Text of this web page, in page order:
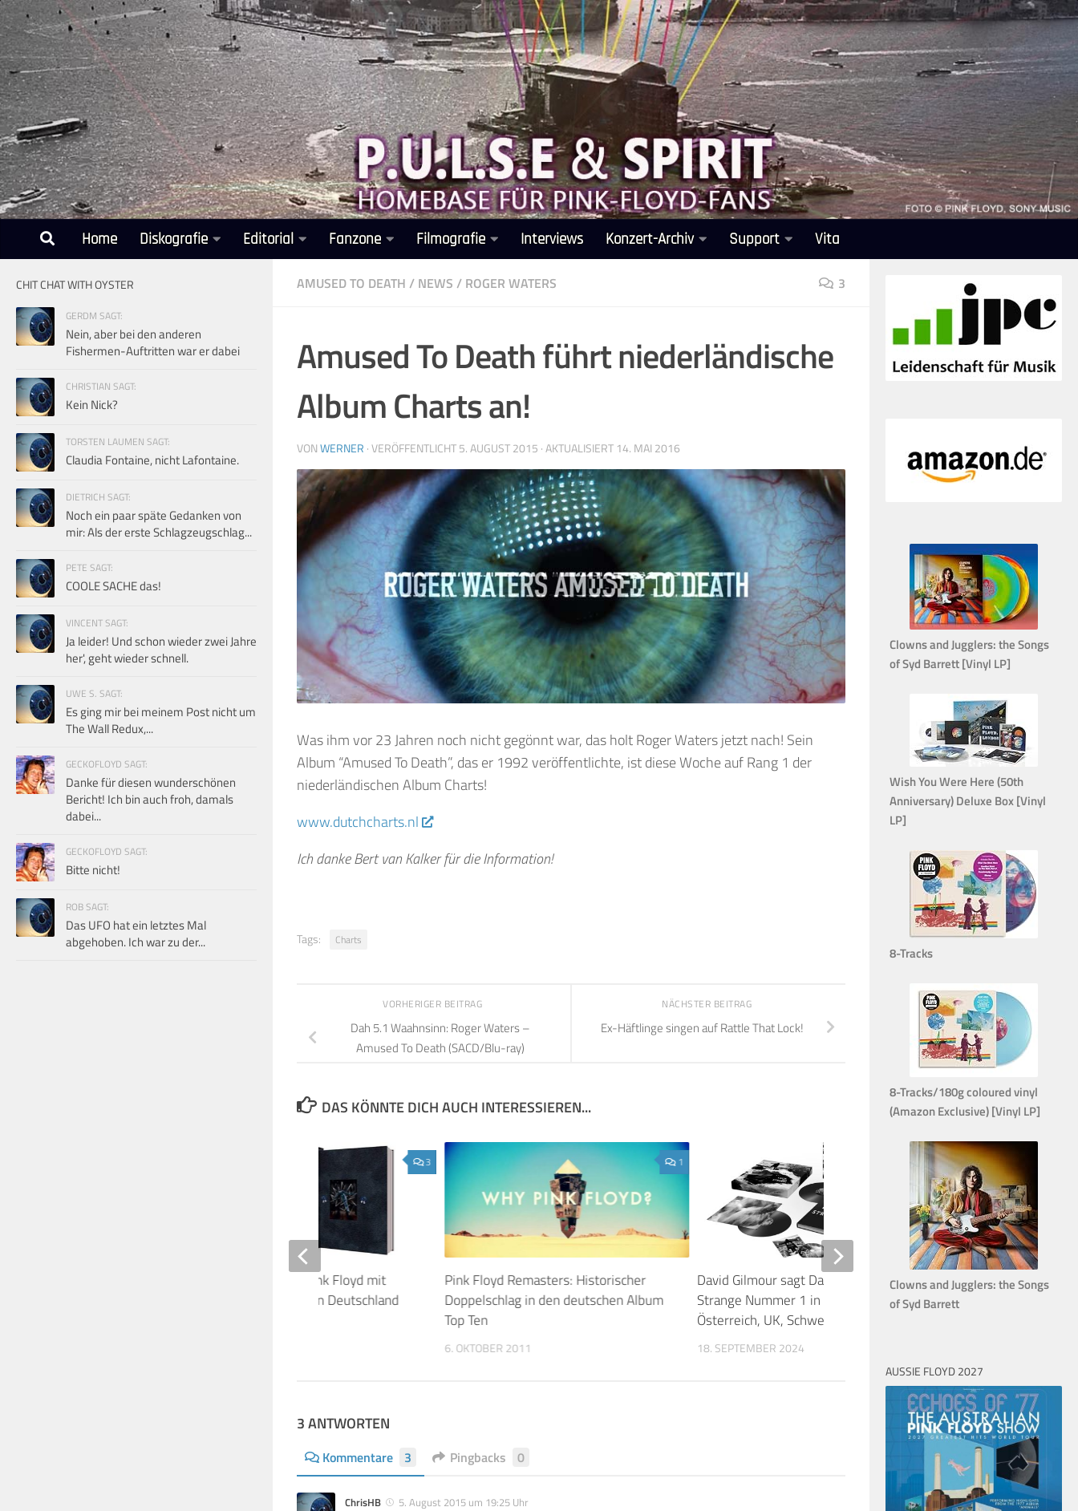
Unter dem Inhalt
Home Diskografie Editorial Fanzone Filmografie Interviews Konzert-Archiv Support Vita
AMUSED TO DEATH / NEWS / ROGER WATERS 3
Amused To Death führt niederländische
Album Charts an!
VONWERNER · VERÖFFENTLICHT5. AUGUST 2015 · AKTUALISIERT 14. MAI 2016
Was ihm vor 23 Jahren noch nicht gegönnt war, das holt Roger Waters jetzt nach! Sein
Album “Amused To Death”, das er 1992 veröffentlichte, ist diese Woche auf Rang 1 der
niederländischen Album Charts!
www.dutchcharts.nl
Ich danke Bert van Kalker für die Information!
Tags: Charts
NÄCHSTER BEITRAG
Ex-Häftlinge singen auf Rattle That Lock!
VORHERIGER BEITRAG
Dah 5.1 Waahnsinn: Roger Waters –
Amused To Death (SACD/Blu-ray)
DAS KÖNNTE DICH AUCH INTERESSIEREN...
1
Pink Floyd Remasters: Historischer
Doppelschlag in den deutschen Album
Top Ten
6. OKTOBER 2011
16
David Gilmour sagt Danke: Luck and
Strange Nummer 1 in Deutschland,
Österreich, UK, Schweiz, Niederlande …
18. SEPTEMBER 2024
David Gilmour – zum
Nummer eins in den
3
Vinyl-Jahrescharts: Pink Floyd mit
P.U.L.S.E. auf Platz 2 in Deutschland
3 ANTWORTEN
Kommentare 3 Pingbacks 0
ChrisHB 5. August 2015 um 19:25 Uhr
CHIT CHAT WITH OYSTER
GERDM SAGT:
Nein, aber bei den anderen
Fishermen-Auftritten war er dabei
CHRISTIAN SAGT:
Kein Nick?
TORSTEN LAUMEN SAGT:
Claudia Fontaine, nicht Lafontaine.
DIETRICH SAGT:
Noch ein paar späte Gedanken von
mir: Als der erste Schlagzeugschlag...
PETE SAGT:
COOLE SACHE das!
VINCENT SAGT:
Ja leider! Und schon wieder zwei Jahre
her', geht wieder schnell.
UWE S. SAGT:
Es ging mir bei meinem Post nicht um
The Wall Redux,...
GECKOFLOYD SAGT:
Danke für diesen wunderschönen
Bericht! Ich bin auch froh, damals
dabei...
GECKOFLOYD SAGT:
Bitte nicht!
ROB SAGT:
Das UFO hat ein letztes Mal
abgehoben. Ich war zu der...
Clowns and Jugglers: the Songs
of Syd Barrett [Vinyl LP]
Wish You Were Here (50th
Anniversary) Deluxe Box [Vinyl
LP]
8-Tracks
8-Tracks/180g coloured vinyl
(Amazon Exclusive) [Vinyl LP]
Clowns and Jugglers: the Songs
of Syd Barrett
AUSSIE FLOYD 2027